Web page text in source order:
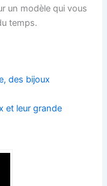
un modèle qui vous
temps.
des bijoux
et leur grande